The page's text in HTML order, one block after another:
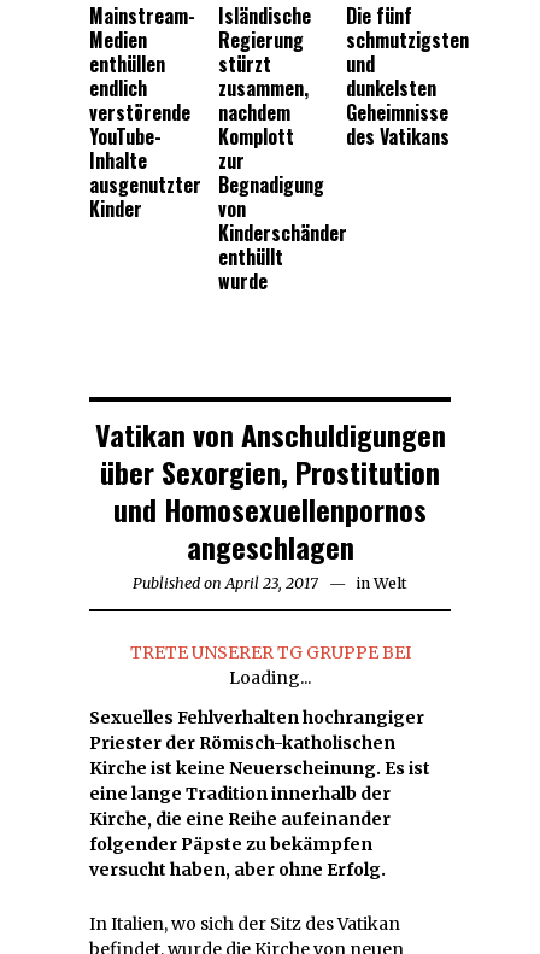
Mainstream-
Medien
enthüllen
endlich
verstörende
YouTube-
Inhalte
ausgenutzter
Kinder
Isländische
Regierung
stürzt
zusammen,
nachdem
Komplott
zur
Begnadigung
von
Kinderschänder
enthüllt
wurde
Die fünf
schmutzigsten
und
dunkelsten
Geheimnisse
des Vatikans
Vatikan von Anschuldigungen
über Sexorgien, Prostitution
und Homosexuellenpornos
angeschlagen
Published on April 23, 2017 in Welt
TRETE UNSERER TG GRUPPE BEI
Loading...
Sexuelles Fehlverhalten hochrangiger
Priester der Römisch-katholischen
Kirche ist keine Neuerscheinung. Es ist
eine lange Tradition innerhalb der
Kirche, die eine Reihe aufeinander
folgender Päpste zu bekämpfen
versucht haben, aber ohne Erfolg.
In Italien, wo sich der Sitz des Vatikan
befindet, wurde die Kirche von neuen